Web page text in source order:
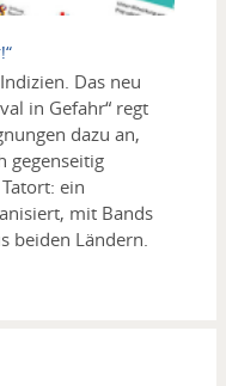
Das neu
in Gefahr“ regt
dazu an,
gegenseitig
ein
mit Bands
beiden Ländern.